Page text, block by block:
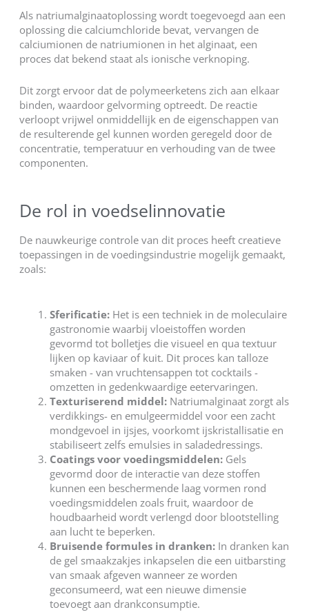
Als natriumalginaatoplossing wordt toegevoegd aan een
oplossing die calciumchloride bevat, vervangen de
calciumionen de natriumionen in het alginaat, een
proces dat bekend staat als ionische verknoping.
Dit zorgt ervoor dat de polymeerketens zich aan elkaar
binden, waardoor gelvorming optreedt. De reactie
verloopt vrijwel onmiddellijk en de eigenschappen van
de resulterende gel kunnen worden geregeld door de
concentratie, temperatuur en verhouding van de twee
componenten.
De rol in voedselinnovatie
De nauwkeurige controle van dit proces heeft creatieve
toepassingen in de voedingsindustrie mogelijk gemaakt,
zoals:
Sferificatie: Het is een techniek in de moleculaire
gastronomie waarbij vloeistoffen worden
gevormd tot bolletjes die visueel en qua textuur
lijken op kaviaar of kuit. Dit proces kan talloze
smaken - van vruchtensappen tot cocktails -
omzetten in gedenkwaardige eetervaringen.
Texturiserend middel: Natriumalginaat zorgt als
verdikkings- en emulgeermiddel voor een zacht
mondgevoel in ijsjes, voorkomt ijskristallisatie en
stabiliseert zelfs emulsies in saladedressings.
Coatings voor voedingsmiddelen: Gels
gevormd door de interactie van deze stoffen
kunnen een beschermende laag vormen rond
voedingsmiddelen zoals fruit, waardoor de
houdbaarheid wordt verlengd door blootstelling
aan lucht te beperken.
Bruisende formules in dranken: In dranken kan
de gel smaakzakjes inkapselen die een uitbarsting
van smaak afgeven wanneer ze worden
geconsumeerd, wat een nieuwe dimensie
toevoegt aan drankconsumptie.